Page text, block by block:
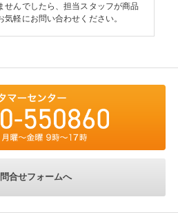
せんでしたら、担当スタッフが商品
軽にお問い合わせください。
合せフォームへ